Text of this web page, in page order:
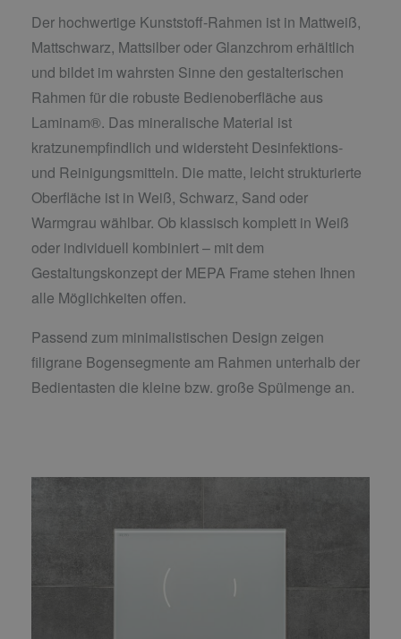
Der hochwertige Kunststoff-Rahmen ist in Mattweiß,
Mattschwarz, Mattsilber oder Glanzchrom erhältlich
und bildet im wahrsten Sinne den gestalterischen
Rahmen für die robuste Bedienoberfläche aus
Laminam®. Das mineralische Material ist
kratzunempfindlich und widersteht Desinfektions-
und Reinigungsmitteln. Die matte, leicht strukturierte
Oberfläche ist in Weiß, Schwarz, Sand oder
Warmgrau wählbar. Ob klassisch komplett in Weiß
oder individuell kombiniert – mit dem
Gestaltungskonzept der MEPA Frame stehen Ihnen
alle Möglichkeiten offen.
Passend zum minimalistischen Design zeigen
filigrane Bogensegmente am Rahmen unterhalb der
Bedientasten die kleine bzw. große Spülmenge an.